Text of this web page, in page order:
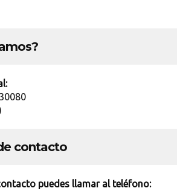
contacto
puedes llamar al teléfono: